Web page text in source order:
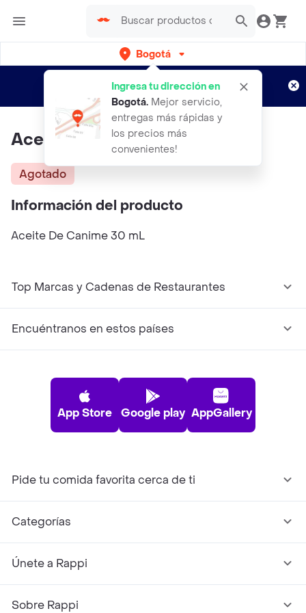
Bogotá
Ingresa tu dirección en
Bogotá. Mejor servicio,
entregas más rápidas y
los precios más
convenientes!
envíos gratis por semanas
Aplican TyC
Aceite De Canime
Agotado
Información del producto
Aceite De Canime 30 mL
Top Marcas y Cadenas de Restaurantes
Encuéntranos en estos países
App Store Google play AppGallery
Pide tu comida favorita cerca de ti
Categorías
Únete a Rappi
Sobre Rappi